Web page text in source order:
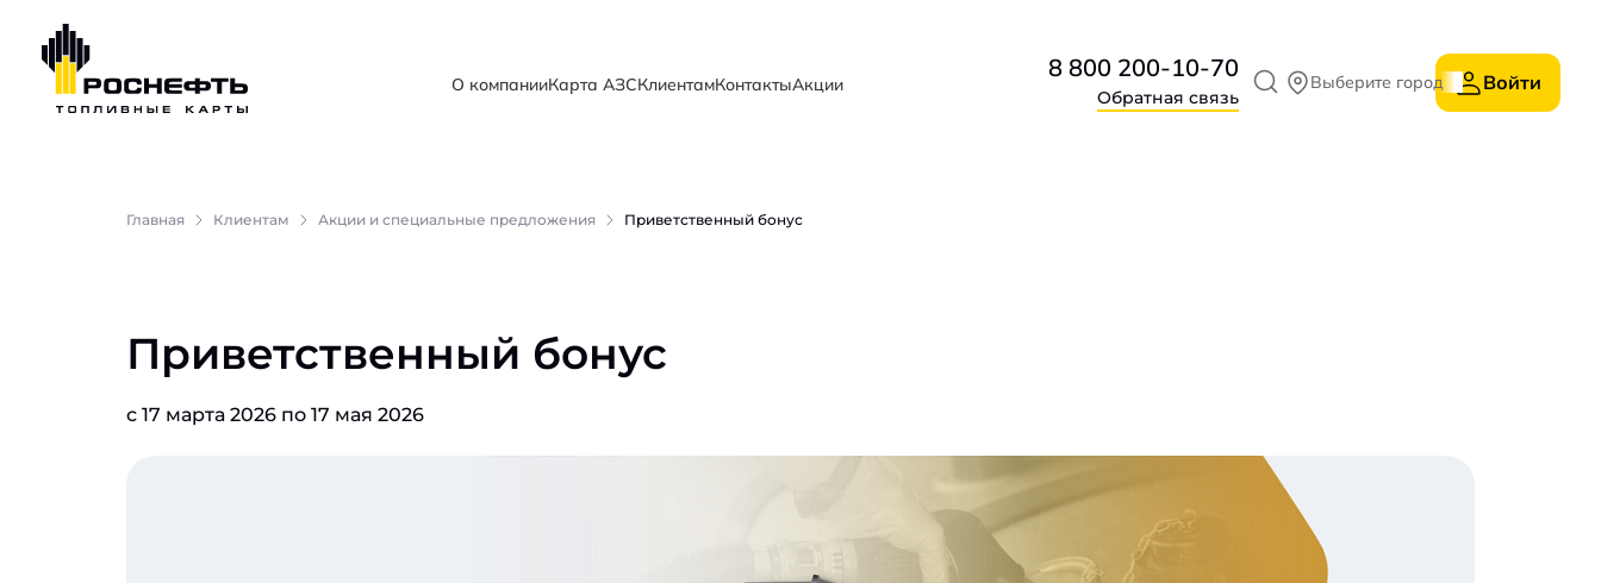
О компанииКарта АЗСКлиентамКонтактыАкции
8 800 200-10-70
Обратная связь
Выберите город Войти
Главная Клиентам Акции и специальные предложения Приветственный бонус
Приветственный бонус
с 17 марта 2026 по 17 мая 2026